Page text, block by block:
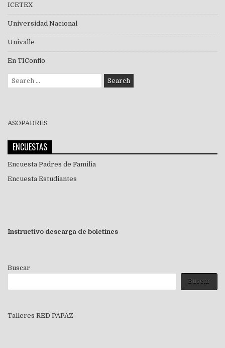
ICETEX
Universidad Nacional
Univalle
En TIConfio
Search
for:
ASOPADRES
ENCUESTAS
Encuesta Padres de Familia
Encuesta Estudiantes
Instructivo descarga de boletines
Buscar
Buscar
Talleres RED PAPAZ